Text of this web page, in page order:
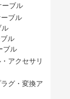
ーブル
ブル
ル
ル
ブル
アクセサリ
グ・変換ア